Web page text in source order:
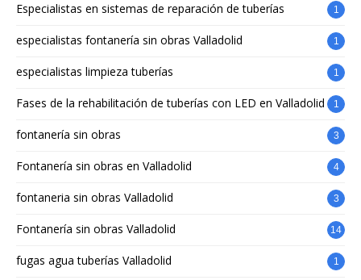
Especialistas en sistemas de reparación de tuberías 1
especialistas fontanería sin obras Valladolid 1
especialistas limpieza tuberías 1
Fases de la rehabilitación de tuberías con LED en Valladolid 1
fontanería sin obras 3
Fontanería sin obras en Valladolid 4
fontaneria sin obras Valladolid 3
Fontanería sin obras Valladolid 14
fugas agua tuberías Valladolid 1